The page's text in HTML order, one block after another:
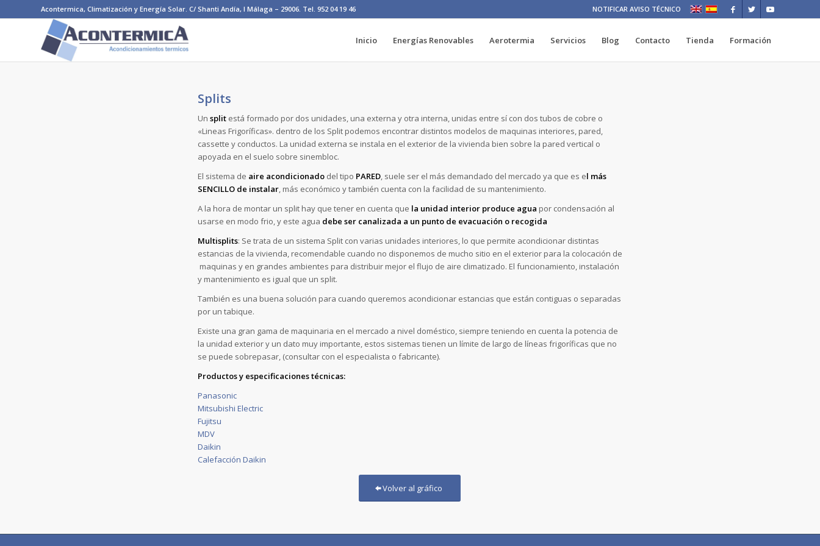
NOTIFICAR AVISO TÉCNICO
Acontermica, Climatización y Energía Solar. C/ Shanti Andía, I Málaga – 29006. Tel. 952 04 19 46
Inicio Energías Renovables Aerotermia Servicios Blog Contacto Tienda Formación
Splits
Un splitestá formado por dos unidades, una externa y otra interna, unidas entre sí con dos tubos de cobre o
«Lineas Frigoríficas». dentro de los Split podemos encontrar distintos modelos de maquinas interiores, pared,
cassette y conductos. La unidad externa se instala en el exterior de la vivienda bien sobre la pared vertical o
apoyada en el suelo sobre sinembloc.
El sistema de aire acondicionadodel tipo PARED, suele ser el más demandado del mercado ya que es el más
SENCILLO de instalar, más económico y también cuenta con la facilidad de su mantenimiento.
A la hora de montar un split hay que tener en cuenta que la unidad interior produce agua por condensación al
usarse en modo frio, y este agua debe ser canalizada a un punto de evacuación o recogida
Multisplits: Se trata de un sistema Split con varias unidades interiores, lo que permite acondicionar distintas
estancias de la vivienda, recomendable cuando no disponemos de mucho sitio en el exterior para la colocación de
maquinas y en grandes ambientes para distribuir mejor el flujo de aire climatizado. El funcionamiento, instalación
y mantenimiento es igual que un split.
También es una buena solución para cuando queremos acondicionar estancias que están contiguas o separadas
por un tabique.
Existe una gran gama de maquinaria en el mercado a nivel doméstico, siempre teniendo en cuenta la potencia de
la unidad exterior y un dato muy importante, estos sistemas tienen un límite de largo de líneas frigoríficas que no
se puede sobrepasar, (consultar con el especialista o fabricante).
Productos y especificaciones técnicas:
Panasonic
Mitsubishi Electric
Fujitsu
MDV
Daikin
Calefacción Daikin
Volver al gráfico